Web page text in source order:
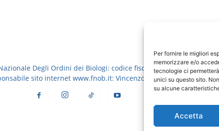
Per fornire le migliori
memorizzare e/o
tecnologie ci
unici su questo sito.
su alcune
Accetta
Degli Ordini dei Biologi: codice fiscale 80069130583
sito internet www.fnob.it: Vincenzo D'Anna